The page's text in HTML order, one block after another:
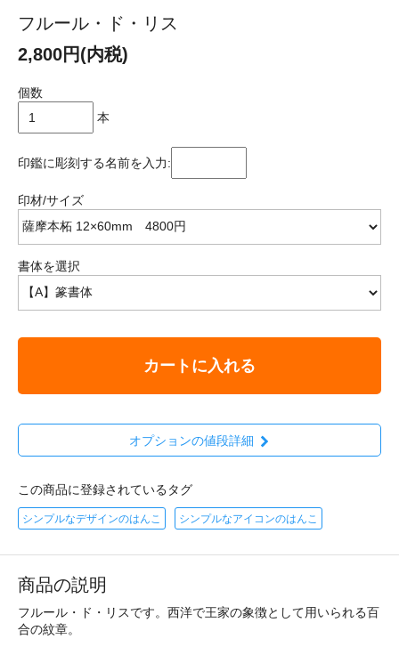
フルール・ド・リス
2,800円(内税)
個数
本
印鑑に彫刻する名前を入力:
印材/サイズ
書体を選択
カートに入れる
オプションの値段詳細
この商品に登録されているタグ
シンプルなデザインのはんこ シンプルなアイコンのはんこ
商品の説明
フルール・ド・リスです。西洋で王家の象徴として用いられる百
合の紋章。